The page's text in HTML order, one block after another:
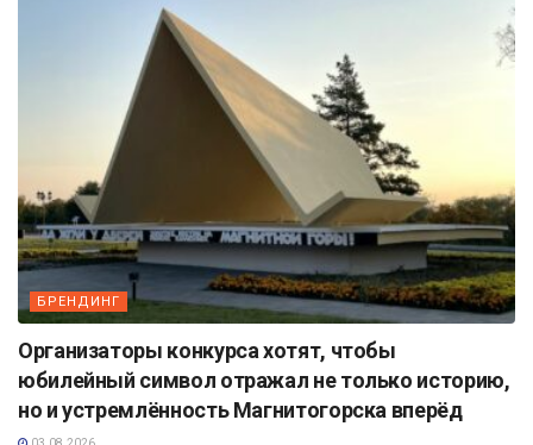
БРЕНДИНГ
Организаторы конкурса хотят, чтобы
юбилейный символ отражал не только историю,
но и устремлённость Магнитогорска вперёд